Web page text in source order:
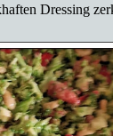
Dressing